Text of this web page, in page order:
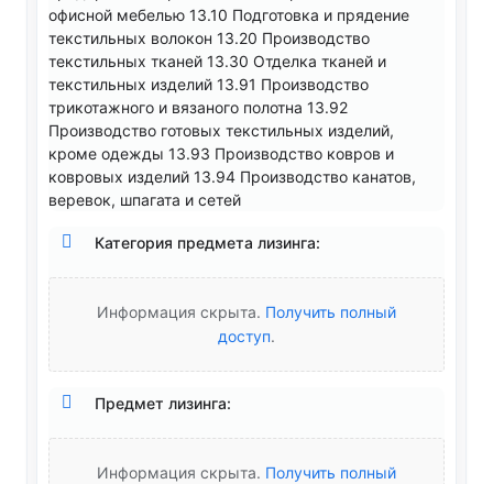
офисной мебелью 13.10 Подготовка и прядение
текстильных волокон 13.20 Производство
текстильных тканей 13.30 Отделка тканей и
текстильных изделий 13.91 Производство
трикотажного и вязаного полотна 13.92
Производство готовых текстильных изделий,
кроме одежды 13.93 Производство ковров и
ковровых изделий 13.94 Производство канатов,
веревок, шпагата и сетей
Категория предмета лизинга:
Информация скрыта. Получить полный
доступ.
Предмет лизинга:
Информация скрыта. Получить полный